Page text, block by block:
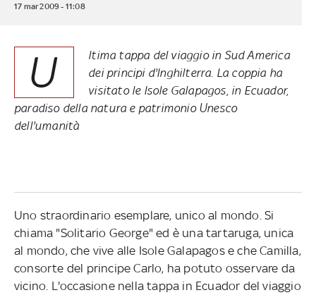
17 mar 2009 - 11:08
U
ltima tappa del viaggio in Sud America
dei principi d'Inghilterra. La coppia ha
visitato le Isole Galapagos, in Ecuador,
paradiso della natura e patrimonio Unesco
dell'umanità
Uno straordinario esemplare, unico al mondo. Si
chiama "Solitario George" ed è una tartaruga, unica
al mondo, che vive alle Isole Galapagos e che Camilla,
consorte del principe Carlo, ha potuto osservare da
vicino. L'occasione nella tappa in Ecuador del viaggio